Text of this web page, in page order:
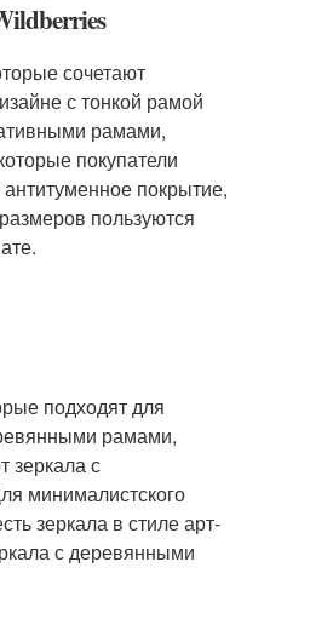
сочетают
с тонкой рамой
рамами,
покупатели
покрытие,
пользуются
подходят для
рамами,
зеркала с
минималистского
зеркала в стиле арт-
с деревянными